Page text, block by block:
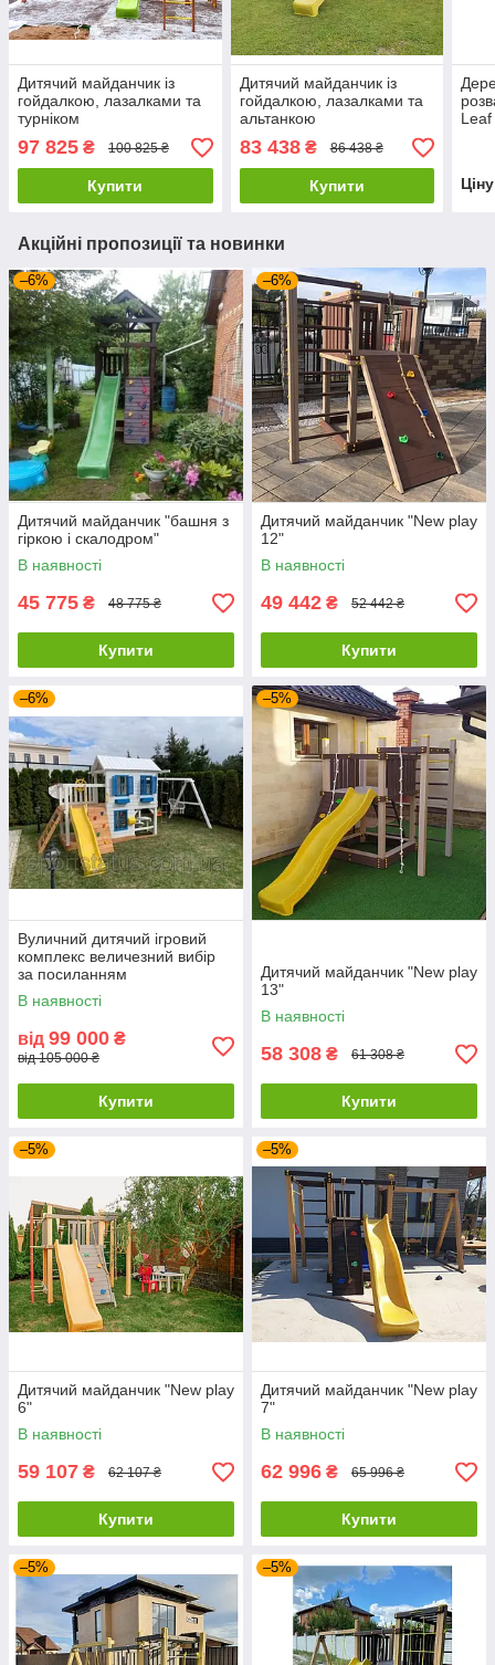
Дитячий майданчик із
гойдалкою, лазалками та
турніком
97 825 ₴ 100 825 ₴
Купити
Дитячий майданчик із
гойдалкою, лазалками та
альтанкою
83 438₴ 86 438 ₴
Купити
Акційні пропозиції та новинки
–6%
Дитячий майданчик "башня з
гіркою і скалодром"
В наявності
45 775 ₴ 48 775 ₴
Купити
–6%
Дитячий майданчик "New play
12"
В наявності
49 442 ₴ 52 442 ₴
Купити
–6%
Вуличний дитячий ігровий
комплекс величезний вибір
за посиланням
В наявності
від 99 000 ₴
від 105 000 ₴
Купити
–5%
Дитячий майданчик "New play
13"
В наявності
58 308 ₴ 61 308 ₴
Купити
–5%
Дитячий майданчик "New play
6"
В наявності
59 107 ₴ 62 107 ₴
Купити
–5%
Дитячий майданчик "New play
7"
В наявності
62 996 ₴ 65 996 ₴
Купити
–5% –5%